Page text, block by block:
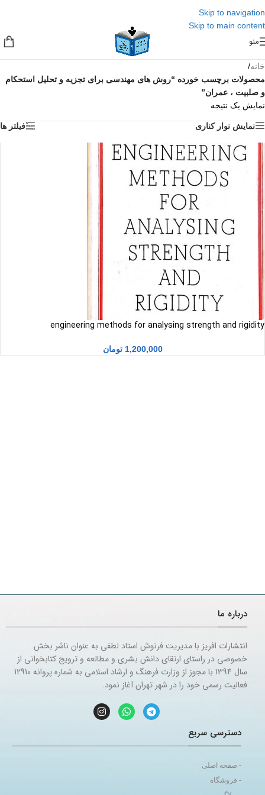
Skip to navigation
Skip to main content
منو
خانه/
محصولات برچسب خورده “روش های مهندسی برای تجزیه و تحلیل استحکام
و صلبیت ، عمران”
نمایش یک نتیجه
نمایش نوار کناری فیلتر ها
engineering methods for analysing strength and rigidity
1,200,000 تومان
درباره ما
انتشارات افریز با مدیریت فرنوش استاد لطفی به عنوان ناشر بخش
خصوصی در راستای ارتقای دانش بشری و مطالعه و ترویج کتابخوانی از
سال 1394 با مجوز از وزارت فرهنگ و ارشاد اسلامی به شماره پروانه 12910
فعالیت رسمی خود را در شهر تهران آغاز نمود.
دسترسی سریع
- صفحه اصلی
- فروشگاه